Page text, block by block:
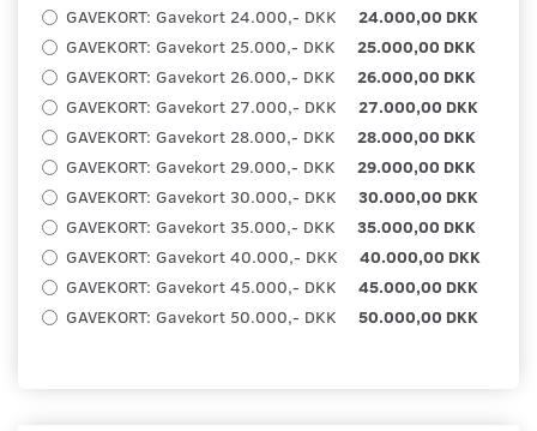
GAVEKORT: Gavekort 24.000,- DKK
24.000,00 DKK
GAVEKORT: Gavekort 25.000,- DKK
25.000,00 DKK
GAVEKORT: Gavekort 26.000,- DKK
26.000,00 DKK
GAVEKORT: Gavekort 27.000,- DKK
27.000,00 DKK
GAVEKORT: Gavekort 28.000,- DKK
28.000,00 DKK
GAVEKORT: Gavekort 29.000,- DKK
29.000,00 DKK
GAVEKORT: Gavekort 30.000,- DKK
30.000,00 DKK
GAVEKORT: Gavekort 35.000,- DKK
35.000,00 DKK
GAVEKORT: Gavekort 40.000,- DKK
40.000,00 DKK
GAVEKORT: Gavekort 45.000,- DKK
45.000,00 DKK
GAVEKORT: Gavekort 50.000,- DKK 50.000,00 DKK